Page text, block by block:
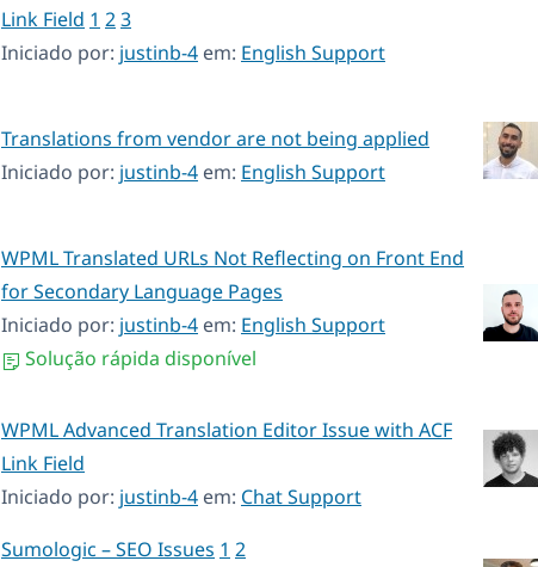
Link Field 1 23
Iniciado por: justinb-4 em: English Support
Translations from vendor are not being applied
Iniciado por: justinb-4 em: English Support
WPML Translated URLs Not Reflecting on Front End
for Secondary Language Pages
Iniciado por: justinb-4 em: English Support
Solução rápida disponível
WPML Advanced Translation Editor Issue with ACF
Link Field
Iniciado por: justinb-4 em: Chat Support
Sumologic – SEO Issues 1 2